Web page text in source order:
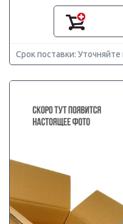
Срок поставки: